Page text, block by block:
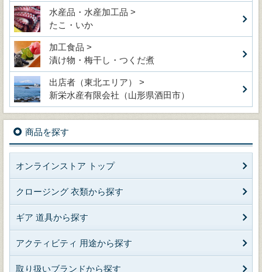
水産品・水産加工品 >
たこ・いか
加工食品 >
漬け物・梅干し・つくだ煮
出店者（東北エリア） >
新栄水産有限会社（山形県酒田市）
商品を探す
オンラインストア トップ
クロージング 衣類から探す
ギア 道具から探す
アクティビティ 用途から探す
取り扱いブランドから探す